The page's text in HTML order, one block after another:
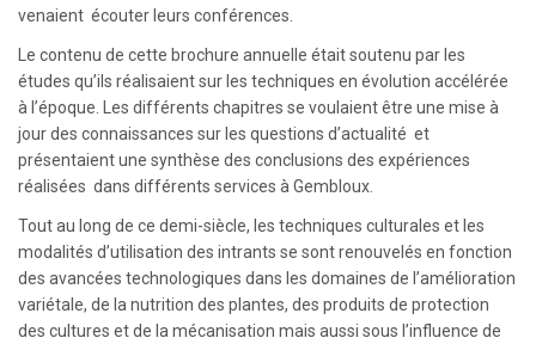
venaient écouter leurs conférences.
Le contenu de cette brochure annuelle était soutenu par les
études qu’ils réalisaient sur les techniques en évolution accélérée
à l’époque. Les différents chapitres se voulaient être une mise à
jour des connaissances sur les questions d’actualité et
présentaient une synthèse des conclusions des expériences
réalisées dans différents services à Gembloux.
Tout au long de ce demi-siècle, les techniques culturales et les
modalités d’utilisation des intrants se sont renouvelés en fonction
des avancées technologiques dans les domaines de l’amélioration
variétale, de la nutrition des plantes, des produits de protection
des cultures et de la mécanisation mais aussi sous l’influence de